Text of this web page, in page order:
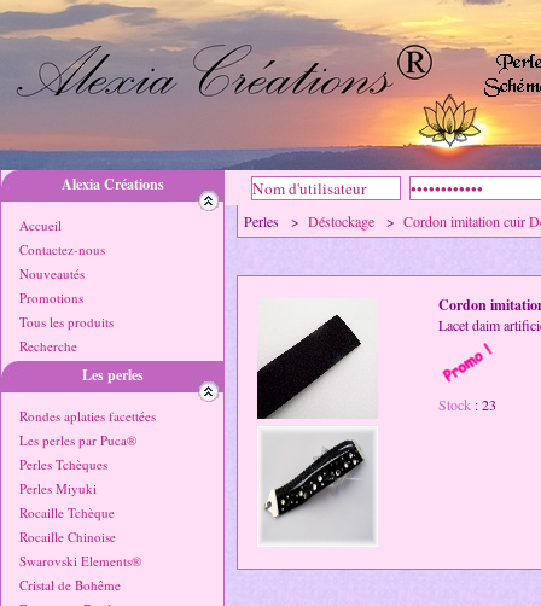
Alexia Créations
Accueil
Contactez-nous
Nouveautés
Promotions
Tous les produits
Recherche
Les perles
Rondes aplaties facettées
Les perles par Puca®
Perles Tchèques
Perles Miyuki
Rocaille Tchèque
Rocaille Chinoise
Swarovski Elements®
Cristal de Bohême
Perles > Déstockage > Cordon imitation cuir
Cordon
Lacet daim
Stock : 23